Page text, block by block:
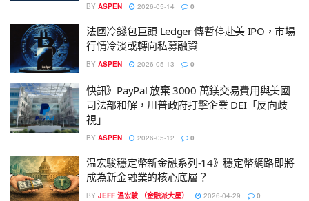
BY ASPEN 2026-05-14 0
法國冷錢包巨頭 Ledger 傳暫停赴美 IPO，市場
行情冷淡或轉向私募融資
BY ASPEN 2026-05-13 0
快訊》PayPal 放棄 3000 萬鎂交易費用與美國
司法部和解，川普政府打擊企業 DEI「反向歧
視」
BY ASPEN 2026-05-12 0
温宏駿穩定幣新金融系列-14》穩定幣網路即將
成為新金融業的核心底層？
BY JEFF 温宏駿 （金融派大星） 2026-04-29 0